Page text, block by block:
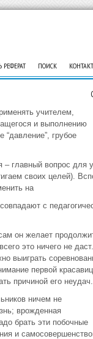
РЕФЕРАТ ПОИСК
учителем,
и выполнению
“давление”, грубое
главный вопрос для
своих целей).
на
с
он желает
это ничего не
выиграть
первой
причиной его неудач.
ничем не
врожденная
брать эти побочные
и